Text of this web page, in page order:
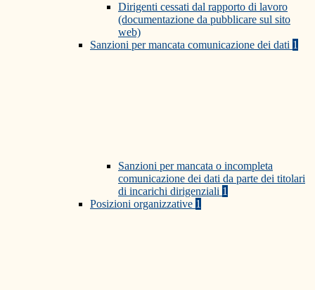
Dirigenti cessati dal rapporto di lavoro
(documentazione da pubblicare sul sito
web)
Sanzioni per mancata comunicazione dei dati 1
Sanzioni per mancata o incompleta
comunicazione dei dati da parte dei titolari
di incarichi dirigenziali 1
Posizioni organizzative 1